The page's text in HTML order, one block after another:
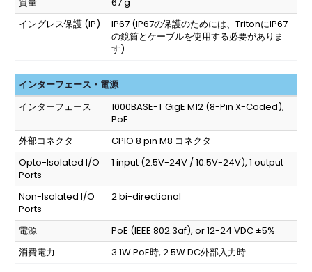
イングレス保護 (IP)
IP67 (IP67の保護のためには、TritonにIP67
の鏡筒とケーブルを使用する必要がありま
す)
インターフェース・電源
インターフェース
1000BASE-T GigE M12 (8-Pin X-Coded),
PoE
外部コネクタ
GPIO 8 pin M8 コネクタ
Opto-Isolated I/O
Ports
1 input (2.5V-24V / 10.5V-24V), 1 output
Non-Isolated I/O
Ports
2 bi-directional
電源
PoE (IEEE 802.3af), or 12-24 VDC ±5%
消費電力
3.1W PoE時, 2.5W DC外部入力時